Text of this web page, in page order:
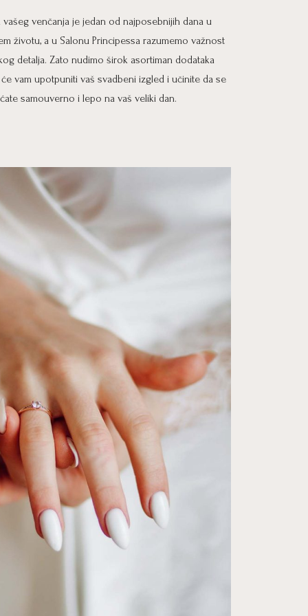
vašeg venčanja je jedan od najposebnijih dana u
životu, a u Salonu Principessa razumemo važnost
detalja. Zato nudimo širok asortiman dodataka
vam upotpuniti vaš svadbeni izgled i učinite da se
samouverno i lepo na vaš veliki dan.